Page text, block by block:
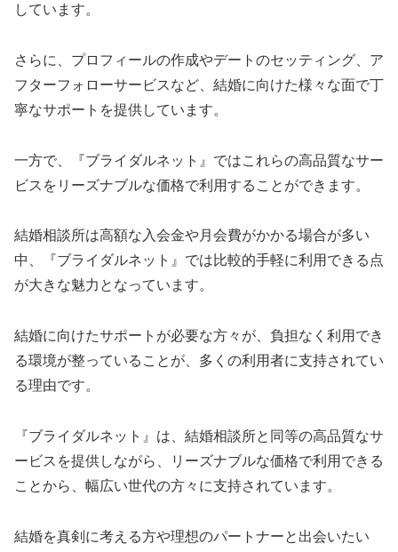
しています。
さらに、プロフィールの作成やデートのセッティング、ア
フターフォローサービスなど、結婚に向けた様々な面で丁
寧なサポートを提供しています。
一方で、『ブライダルネット』ではこれらの高品質なサー
ビスをリーズナブルな価格で利用することができます。
結婚相談所は高額な入会金や月会費がかかる場合が多い
中、『ブライダルネット』では比較的手軽に利用できる点
が大きな魅力となっています。
結婚に向けたサポートが必要な方々が、負担なく利用でき
る環境が整っていることが、多くの利用者に支持されてい
る理由です。
『ブライダルネット』は、結婚相談所と同等の高品質なサ
ービスを提供しながら、リーズナブルな価格で利用できる
ことから、幅広い世代の方々に支持されています。
結婚を真剣に考える方や理想のパートナーと出会いたい